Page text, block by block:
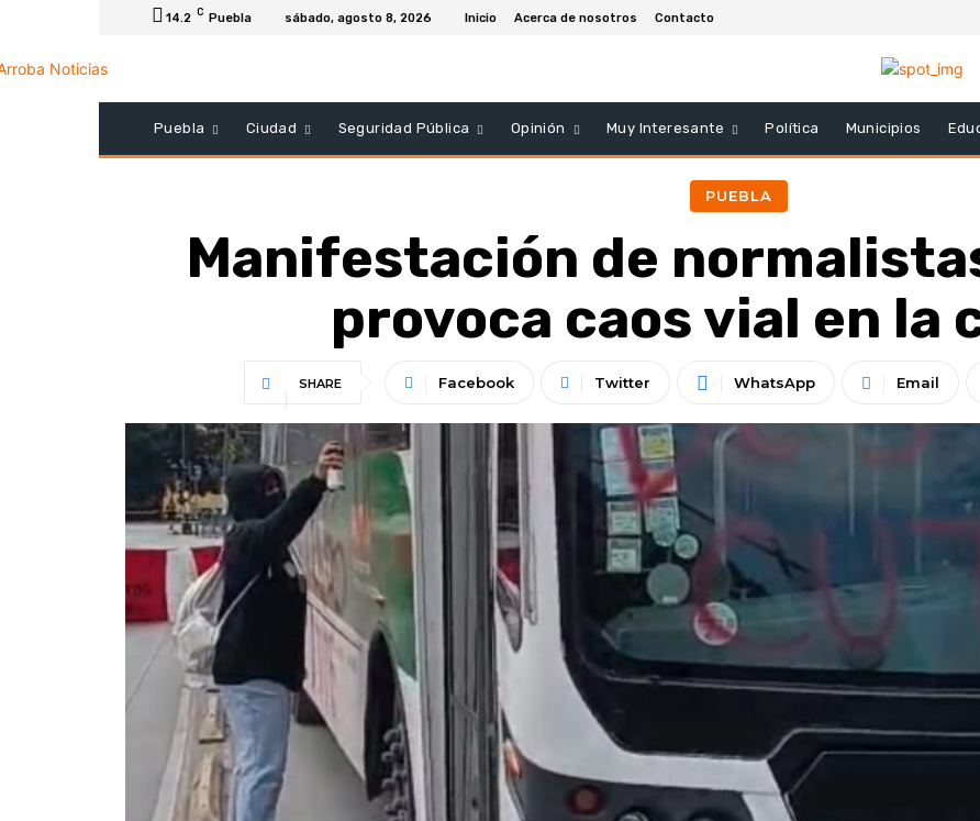
14.2 C Puebla sábado, agosto 8, 2026 Inicio Acerca de nosotros Contacto
Puebla Ciudad Seguridad Pública Opinión Muy Interesante Política Municipios
PUEBLA
Manifestación de
provoca caos vial en la
SHARE Facebook Twitter WhatsApp Email